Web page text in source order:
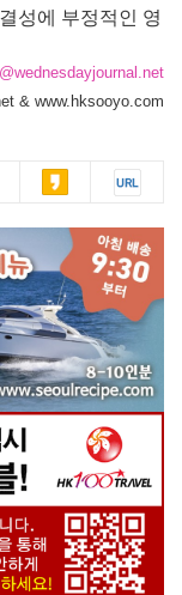
성에 부정적인 영
& www.hksooyo.com